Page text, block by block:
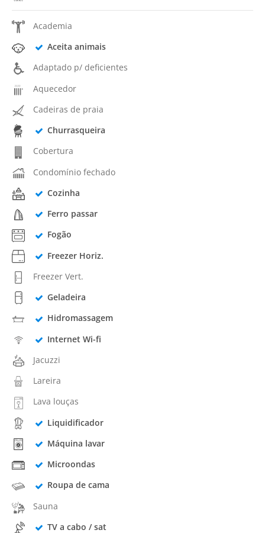
Academia
Aceita animais
Adaptado p/ deficientes
Aquecedor
Cadeiras de praia
Churrasqueira
Cobertura
Condomínio fechado
Cozinha
Ferro passar
Fogão
Freezer Horiz.
Freezer Vert.
Geladeira
Hidromassagem
Internet Wi-fi
Jacuzzi
Lareira
Lava louças
Liquidificador
Máquina lavar
Microondas
Roupa de cama
Sauna
TV a cabo / sat